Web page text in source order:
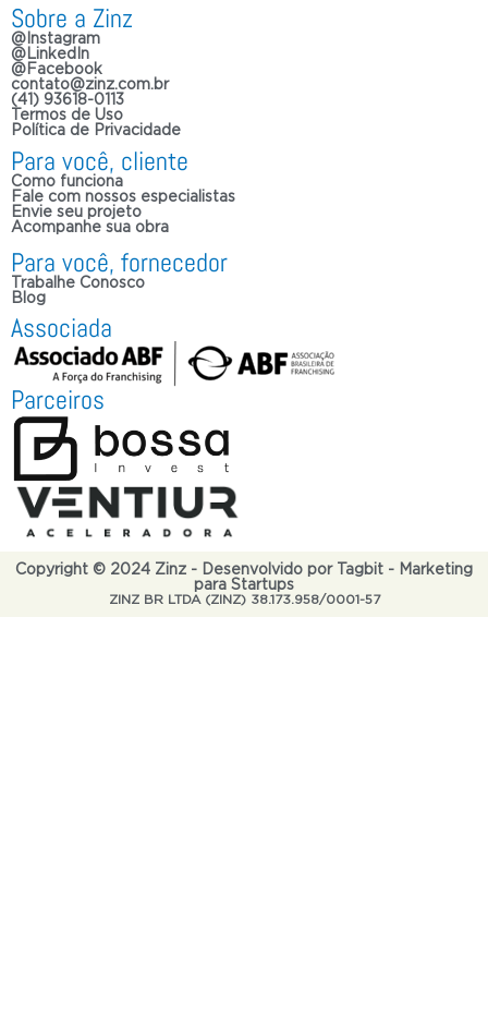
Sobre a Zinz
@Instagram
@LinkedIn
@Facebook
contato@zinz.com.br
(41) 93618-0113
Termos de Uso
Política de Privacidade
Para você, cliente
Como funciona
Fale com nossos especialistas
Envie seu projeto
Acompanhe sua obra
Para você, fornecedor
Trabalhe Conosco
Blog
Associada
Parceiros
Copyright © 2024 Zinz - Desenvolvido por Tagbit - Marketing
para Startups
ZINZ BR LTDA (ZINZ) 38.173.958/0001-57